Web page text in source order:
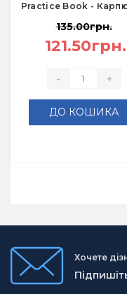
Practice Book -
135.00грн.
121.50грн.
- +
ДО КОШИКА
Хочете